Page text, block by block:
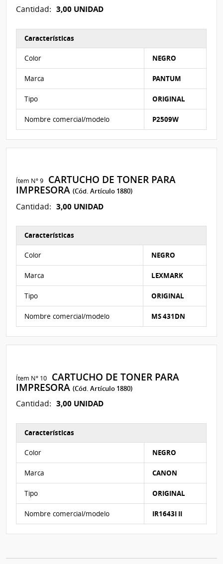
Cantidad: 3,00 UNIDAD
Características
Color NEGRO
Marca PANTUM
Tipo ORIGINAL
Nombre comercial/modelo P2509W
Ítem Nº 9
CARTUCHO DE TONER PARA
IMPRESORA(Cód. Artículo 1880)
Cantidad: 3,00 UNIDAD
Características
Color NEGRO
Marca LEXMARK
Tipo ORIGINAL
Nombre comercial/modelo MS 431DN
Ítem Nº 10
CARTUCHO DE TONER PARA
IMPRESORA(Cód. Artículo 1880)
Cantidad: 3,00 UNIDAD
Características del Ítem Nº 10
Características
Color NEGRO
Marca CANON
Tipo ORIGINAL
Nombre comercial/modelo IR1643I II